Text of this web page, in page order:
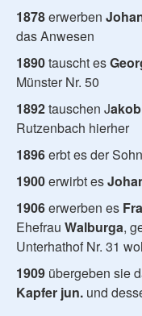
1878erwerben
das Anwesen
1890tauscht es
Münster Nr. 50
1892tauschen J
Rutzenbach hierher
1896erbt es der Sohn
1900erwirbt es
1906erwerben es
Ehefrau Walburga,
Unterhathof Nr. 31
1909 übergeben sie
Kapfer jun. und